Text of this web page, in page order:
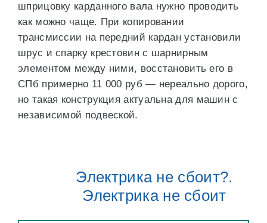
шприцовку карданного вала нужно проводить
как можно чаще. При копировании
трансмиссии на передний кардан установили
шрус и спарку крестовин с шарнирным
элементом между ними, восстановить его в
СПб примерно 11 000 руб — нереально дорого,
но такая конструкция актуальна для машин с
независимой подвеской.
Электрика не сбоит?.
Электрика не сбоит